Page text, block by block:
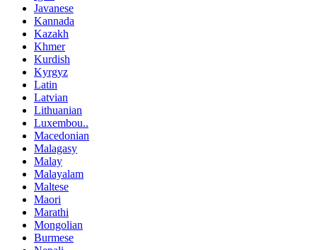
Javanese
Kannada
Kazakh
Khmer
Kurdish
Kyrgyz
Latin
Latvian
Lithuanian
Luxembou..
Macedonian
Malagasy
Malay
Malayalam
Maltese
Maori
Marathi
Mongolian
Burmese